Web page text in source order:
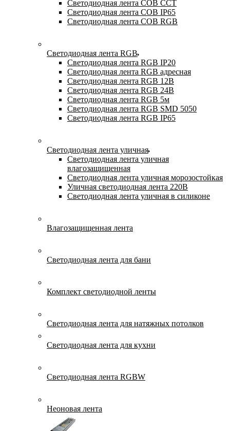
Светодиодная лента COB CCT
Светодиодная лента COB IP65
Светодиодная лента COB RGB
Светодиодная лента RGB
Светодиодная лента RGB IP20
Светодиодная лента RGB адресная
Светодиодная лента RGB 12В
Светодиодная лента RGB 24В
Светодиодная лента RGB 5м
Светодиодная лента RGB SMD 5050
Светодиодная лента RGB IP65
Светодиодная лента уличная
Светодиодная лента уличная
влагозащищенная
Светодиодная лента уличная морозостойкая
Уличная светодиодная лента 220В
Светодиодная лента уличная в силиконе
Влагозащищенная лента
Светодиодная лента для бани
Комплект светодиодной ленты
Светодиодная лента для натяжных потолков
Светодиодная лента для кухни
Светодиодная лента RGBW
Неоновая лента